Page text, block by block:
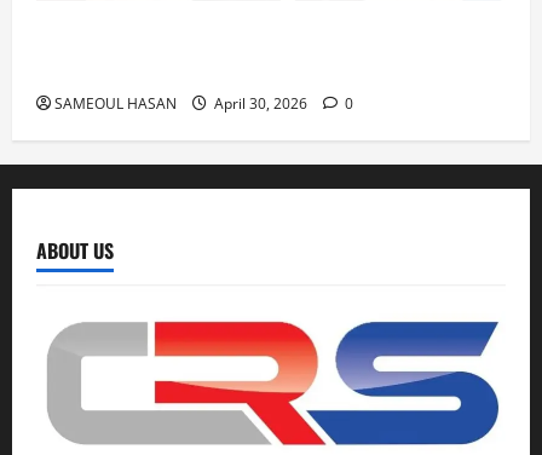
SAMEOUL HASAN April 30, 2026 0
ABOUT US